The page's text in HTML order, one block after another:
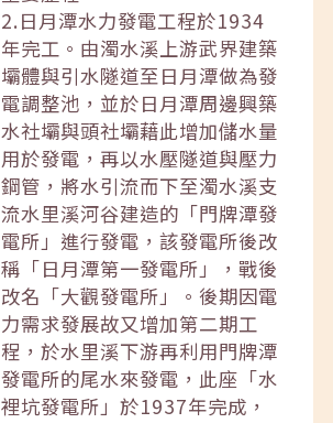
2.日月潭水力發電工程於1934
年完工。由濁水溪上游武界建築
壩體與引水隧道至日月潭做為發
電調整池，並於日月潭周邊興築
水社壩與頭社壩藉此增加儲水量
用於發電，再以水壓隧道與壓力
鋼管，將水引流而下至濁水溪支
流水里溪河谷建造的「門牌潭發
電所」進行發電，該發電所後改
稱「日月潭第一發電所」，戰後
改名「大觀發電所」。後期因電
力需求發展故又增加第二期工
程，於水里溪下游再利用門牌潭
發電所的尾水來發電，此座「水
裡坑發電所」於1937年完成，